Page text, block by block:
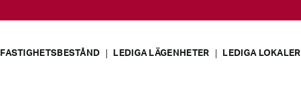
FASTIGHETSBESTÅND LEDIGA LÄGENHETER LEDIGA LOKALER